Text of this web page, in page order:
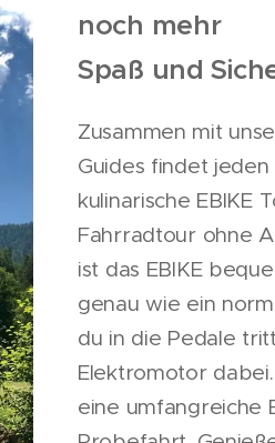
noch mehr
Spaß und
Zusammen mit
Guides findet
kulinarische EBIKE
Fahrradtour ohne
ist das EBIKE
genau wie ein
du in die Pedale
Elektromotor
eine umfangreiche